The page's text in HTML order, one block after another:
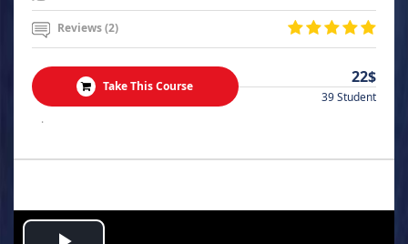
Reviews (2)
Take This Course 22$
39 Student
.